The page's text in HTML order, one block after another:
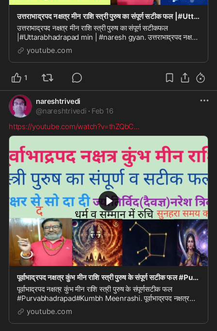
उत्तराभाद्रपद नक्षत्र मीन राशि स्त्री पुरुष का संपूर्ण सटीक फल |#Uttarabhadrapad min |#naresh g
उत्तराभाद्रपद नक्षत्र मीन राशि स्त्री पुरुष का संपूर्ण सटीकफल
|#Uttarabhadrapad min | #naresh gyan. उत्तराभाद्रपद नक्षत्र
मीन राशि स्त्री पुरुष का संपूर्ण सट...
youtube.com
1
nareshtrivedi
@nareshtrivedi · Feb 16
https://youtube.com/watch?v=thZQbC...
पूर्वाभाद्रपद नक्षत्र कुंभ मीन राशि स्त्री पुरुष के संपूर्ण सटीक फल #Purvabhadrapad#Kumbh Meen
पूर्वाभाद्रपद नक्षत्र कुंभ मीन राशि स्त्री पुरुष के संपूर्णसटीक फल
#Purvabhadrapad#Kumbh Meenrashi. पूर्वाभाद्रपद नक्षत्र
कुंभ मीन राशि स्त्री पुरुष के संपूर...
youtube.com